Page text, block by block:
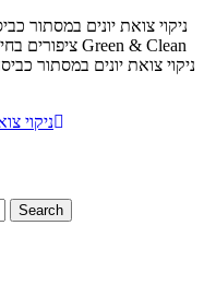
ניקוי צואת יונים במסתור
ניקוי